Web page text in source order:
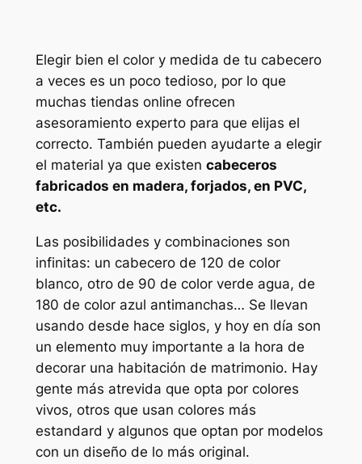
Elegir bien el color y medida de tu cabecero
a veces es un poco tedioso, por lo que
muchas tiendas online ofrecen
asesoramiento experto para que elijas el
correcto. También pueden ayudarte a elegir
el material ya que existen cabeceros
fabricados en madera, forjados, en PVC,
etc.
Las posibilidades y combinaciones son
infinitas: un cabecero de 120 de color
blanco, otro de 90 de color verde agua, de
180 de color azul antimanchas… Se llevan
usando desde hace siglos, y hoy en día son
un elemento muy importante a la hora de
decorar una habitación de matrimonio. Hay
gente más atrevida que opta por colores
vivos, otros que usan colores más
estandard y algunos que optan por modelos
con un diseño de lo más original.